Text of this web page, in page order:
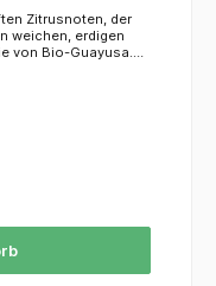
Zitrusnoten, der
weichen, erdigen
von Bio-Guayusa.
Eisenkraut